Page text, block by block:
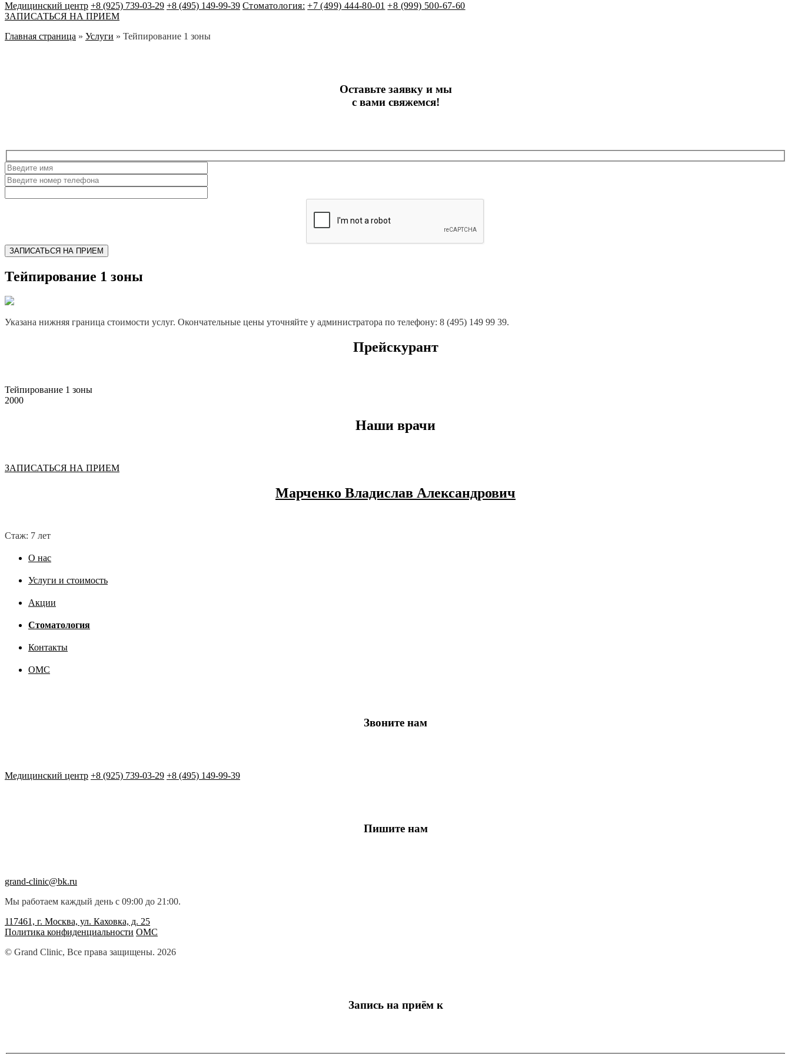
Медицинский центр +8 (925) 739-03-29 +8 (495) 149-99-39 Стоматология: +7 (499) 444-80-01 +8 (999) 500-67-60
ЗАПИСАТЬСЯ НА ПРИЕМ
Главная страница » Услуги » Тейпирование 1 зоны
Оставьте заявку и мы
с вами свяжемся!
ЗАПИСАТЬСЯ НА ПРИЕМ
Тейпирование 1 зоны
Указана нижняя граница стоимости услуг. Окончательные цены уточняйте у администратора по телефону: 8 (495) 149 99 39.
Прейскурант
Тейпирование 1 зоны
2000
Наши врачи
ЗАПИСАТЬСЯ НА ПРИЕМ
Марченко Владислав Александрович
Стаж: 7 лет
О нас
Услуги и стоимость
Акции
Стоматология
Контакты
ОМС
Звоните нам
Медицинский центр +8 (925) 739-03-29 +8 (495) 149-99-39
Пишите нам
grand-clinic@bk.ru
Мы работаем каждый день с 09:00 до 21:00.
117461, г. Москва, ул. Каховка, д. 25
Политика конфиденциальности ОМС
© Grand Clinic, Все права защищены. 2026
Запись на приём к